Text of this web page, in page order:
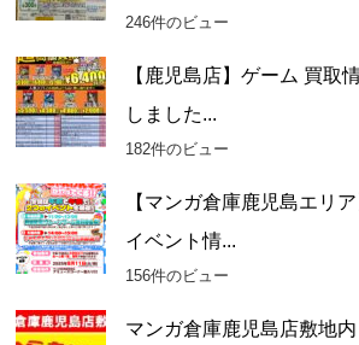
246件のビュー
【鹿児島店】ゲーム 買取
しました...
182件のビュー
【マンガ倉庫鹿児島エリ
イベント情...
156件のビュー
マンガ倉庫鹿児島店敷地